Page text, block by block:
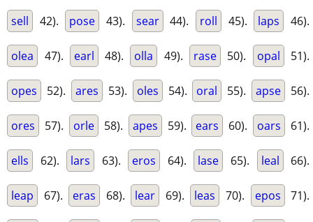
sell 42). pose 43). sear 44). roll 45). laps 46).
olea 47). earl 48). olla 49). rase 50). opal 51).
opes 52). ares 53). oles 54). oral 55). apse 56).
ores 57). orle 58). apes 59). ears 60). oars 61).
ells 62). lars 63). eros 64). lase 65). leal 66).
leap 67). eras 68). lear 69). leas 70). epos 71).